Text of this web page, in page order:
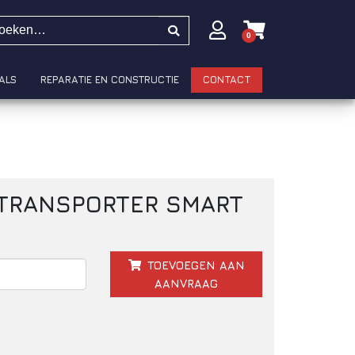
0
REPARATIE EN CONSTRUCTIE CONTACT
SMART
AANVRAAG